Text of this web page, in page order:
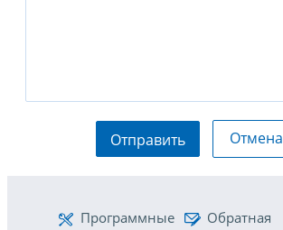
Отправить Отмена
Программные
Обратная